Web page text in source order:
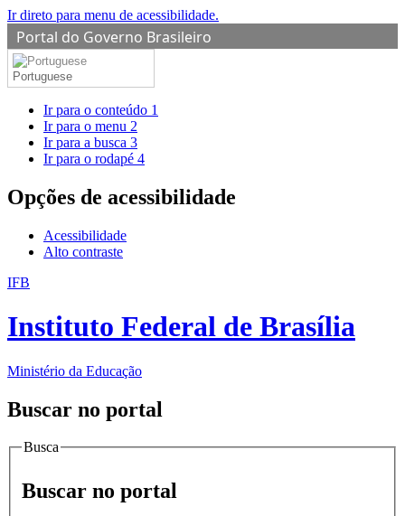
Ir direto para menu de acessibilidade.
Portal do Governo Brasileiro
Portuguese
Ir para o conteúdo 1
Ir para o menu 2
Ir para a busca 3
Ir para o rodapé 4
Opções de acessibilidade
Acessibilidade
Alto contraste
IFB
Instituto Federal de Brasília
Ministério da Educação
Buscar no portal
Busca
Buscar no portal